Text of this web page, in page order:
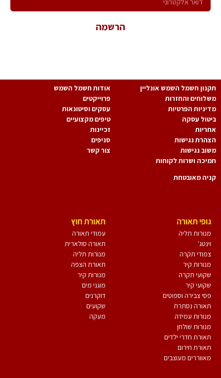
הרשמה
חשמל השמש אונליין
והחזרות
הפרטיות
עסקה
נגישות
נגישות
ושרות לקוחות
אודות חשמל השמש
פרוייקטים
עסקים וסיטונאות
טיפים מקצועיים
זכיינות
סניפים
צור קשר
מאובטחת
גופי תאורה
מנורות תליה
וינטג'
צמודי תקרה
מנורות קיר
שקועי תקרה
שקועי קיר
פסי צבירה וספוטים
תאורה נסתרת
מנורות עמידה
מנורות שולחן
תאורת חדרי ילדים
תאורת חירום
מאווררים מעוצבים
תאורת חוץ
עמודי תאורה
תאורה סולארית
מנורות תליה
תאורת הצפה
מנורות קיר
מוגני מים
דוקרנים
שקועים
מעקה